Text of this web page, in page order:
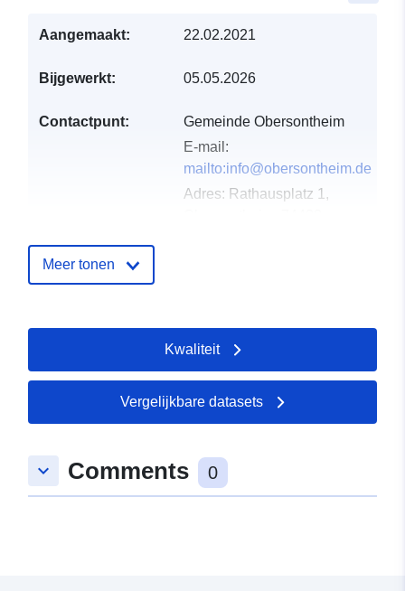
Aangemaakt: 22.02.2021
Bijgewerkt: 05.05.2026
Contactpunt:
Gemeinde Obersontheim
E-mail:
mailto:info@obersontheim.de
Adres: Rathausplatz 1,
Catalogusregister
Toegevoegd aan data.europa.eu:
21 February 2026
Bijgewerkt op data.europa.eu:
August 2026
49.0587585 ], [ 9.8316082,
49.0587585 ], [ 9.8316082,
Meer tonen
Kwaliteit
Vergelijkbare datasets
keyboard_arrow_down Comments 0